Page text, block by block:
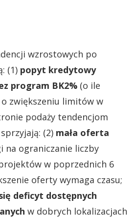
wzrostowych po
(1) popyt kredytowy
program BK2% (o ile
zwiększeniu limitów w
podaży tendencjom
(2) mała oferta
na ograniczanie liczby
w poprzednich 6
oferty wymaga czasu;
deficyt dostępnych
w dobrych lokalizacjach